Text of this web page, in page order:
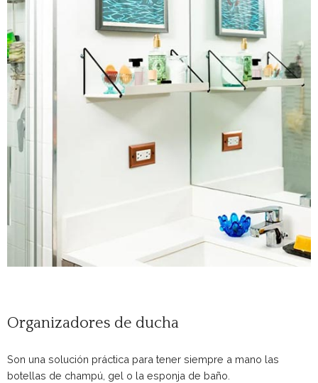
Organizadores de ducha
Son una solución práctica para tener siempre a mano las
botellas de champú, gel o la esponja de baño.